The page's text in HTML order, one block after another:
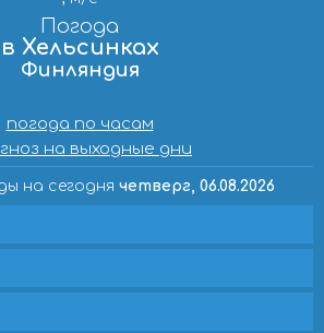
Погода
в Хельсинках
Финляндия
погода по часам
на выходные дни
на сегодня четверг, 06.08.2026